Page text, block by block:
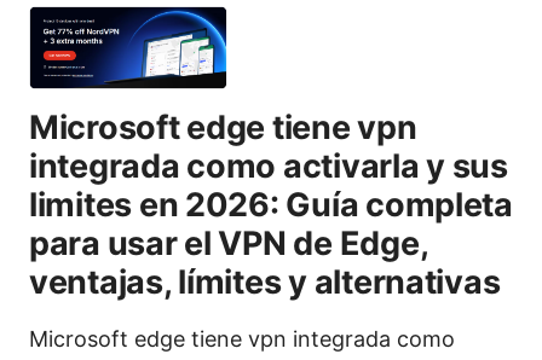
Microsoft edge tiene vpn
integrada como activarla y sus
limites en 2026: Guía completa
para usar el VPN de Edge,
ventajas, límites y alternativas
Microsoft edge tiene vpn integrada como